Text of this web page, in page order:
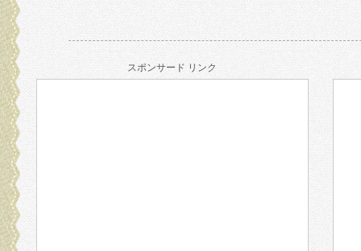
スポンサード リンク